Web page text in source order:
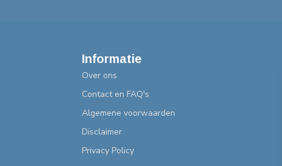
Informatie
Over ons
Contact en FAQ's
Algemene voorwaarden
Disclaimer
Privacy Policy